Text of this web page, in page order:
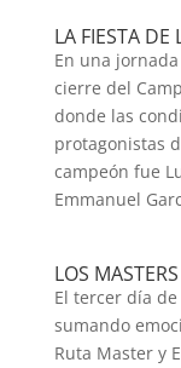
LA FIESTA DE
En una
cierre del
donde las
protagonistas
campeón fue
Emmanuel
LOS
El tercer día
sumando
Ruta Master y